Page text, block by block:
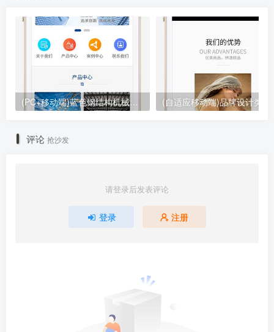
(PC+移动端)蓝色钢结构机械五金网站pbootcms模板 营销型工程建筑基建网站源码下载
评论 抢沙发
请登录后发表评论
登录 注册